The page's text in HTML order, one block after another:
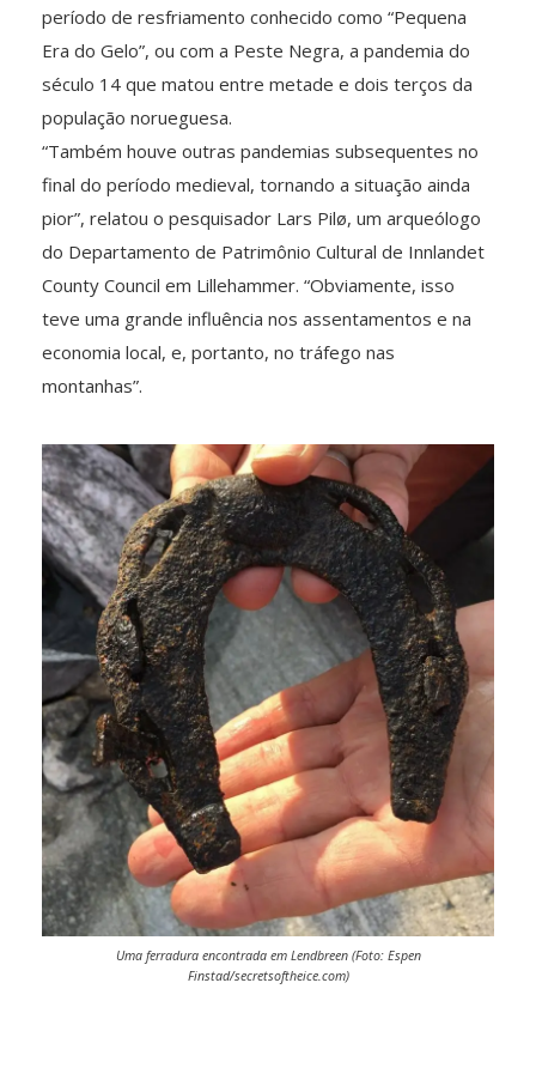
período de resfriamento conhecido como “Pequena
Era do Gelo”, ou com a Peste Negra, a pandemia do
século 14 que matou entre metade e dois terços da
população norueguesa.
“Também houve outras pandemias subsequentes no
final do período medieval, tornando a situação ainda
pior”, relatou o pesquisador Lars Pilø, um arqueólogo
do Departamento de Patrimônio Cultural de Innlandet
County Council em Lillehammer. “Obviamente, isso
teve uma grande influência nos assentamentos e na
economia local, e, portanto, no tráfego nas
montanhas”.
Uma ferradura encontrada em Lendbreen (Foto: Espen
Finstad/secretsoftheice.com)